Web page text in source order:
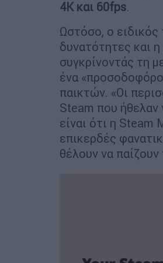
4K και 60fps.
Ωστόσο, ο ειδικός
δυνατότητες και
συγκρίνοντάς τη
ένα «προσοδοφόρο
παικτών. «Οι
Steam που ήθελαν
είναι ότι η Steam
επικερδές
θέλουν να παίζουν